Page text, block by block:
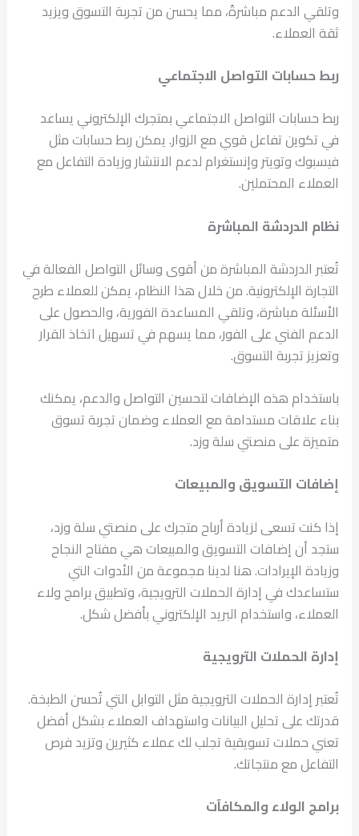
وتلقي الدعم مباشرةً، مما يحسن من تجربة التسوق ويزيد
ثقة العملاء.
ربط حسابات التواصل الاجتماعي
ربط حسابات التواصل الاجتماعي بمتجرك الإلكتروني يساعد
في تكوين تفاعل قوي مع الزوار. يمكن ربط حسابات مثل
فيسبوك وتويتر وإنستغرام لدعم الانتشار وزيادة التفاعل مع
العملاء المحتملين.
نظام الدردشة المباشرة
تُعتبر الدردشة المباشرة من أقوى وسائل التواصل الفعالة في
التجارة الإلكترونية. من خلال هذا النظام، يمكن للعملاء طرح
الأسئلة مباشرة، وتلقي المساعدة الفورية، والحصول على
الدعم الفني على الفور، مما يسهم في تسهيل اتخاذ القرار
وتعزيز تجربة التسوق.
باستخدام هذه الإضافات لتحسين التواصل والدعم، يمكنك
بناء علاقات مستدامة مع العملاء وضمان تجربة تسوق
متميزة على منصتي سلة وزد.
إضافات التسويق والمبيعات
إذا كنت تسعى لزيادة أرباح متجرك على منصتي سلة وزد،
ستجد أن إضافات التسويق والمبيعات هي مفتاح النجاح
وزيادة الإيرادات. هنا لدينا مجموعة من الأدوات التي
ستساعدك في إدارة الحملات الترويجية، وتطبيق برامج ولاء
العملاء، واستخدام البريد الإلكتروني بأفضل شكل.
إدارة الحملات الترويجية
تُعتبر إدارة الحملات الترويجية مثل التوابل التي تُحسن الطبخة.
قدرتك على تحليل البيانات واستهداف العملاء بشكل أفضل
تعني حملات تسويقية تجلب لك عملاء كثيرين وتزيد فرص
التفاعل مع منتجاتك.
برامج الولاء والمكافآت